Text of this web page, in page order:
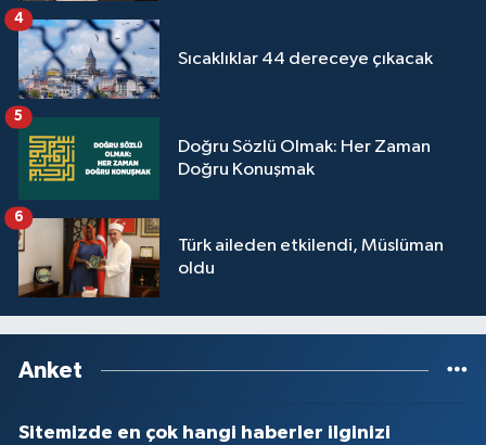
Sıcaklıklar 44 dereceye çıkacak
4
Doğru Sözlü Olmak: Her Zaman
Doğru Konuşmak
5
Türk aileden etkilendi, Müslüman
oldu
6
Anket
Sitemizde en çok hangi haberler ilginizi